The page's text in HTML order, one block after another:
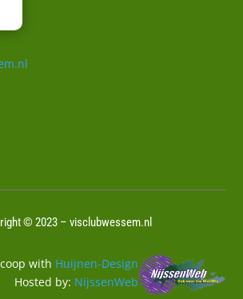
© 2023 – visclubwessem.nl
with Huijnen-Design
Hosted by: NijssenWeb